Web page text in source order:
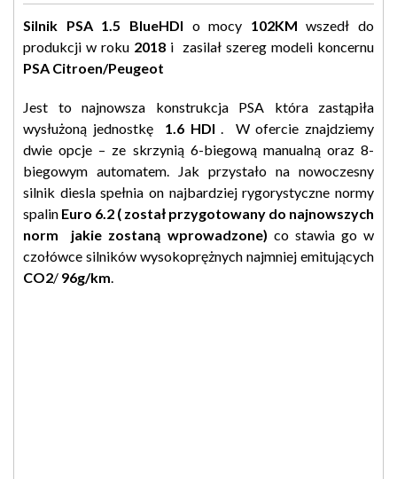
Silnik PSA 1.5 BlueHDI o mocy 102KM wszedł do
produkcji w roku 2018 i zasilał szereg modeli koncernu
PSA Citroen/Peugeot
Jest to najnowsza konstrukcja PSA która zastąpiła
wysłużoną jednostkę
1.6 HDI . W ofercie znajdziemy
dwie opcje – ze skrzynią 6-biegową manualną oraz 8-
biegowym automatem. Jak przystało na nowoczesny
silnik diesla spełnia on najbardziej rygorystyczne normy
spalin Euro 6.2 ( został przygotowany do najnowszych
norm jakie zostaną wprowadzone) co stawia go w
czołówce silników wysokoprężnych najmniej emitujących
CO2/ 96g/km.